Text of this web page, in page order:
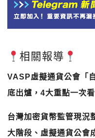
相關報導
VASP虛擬通貨公會「
底出爐，4大重點一次看
台灣加密貨幣監管現況
大階段、虛擬通貨公會